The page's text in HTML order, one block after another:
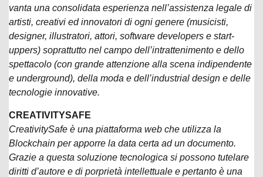
vanta una consolidata esperienza nell’assistenza legale di
artisti, creativi ed innovatori di ogni genere (musicisti,
designer, illustratori, attori, software developers e start-
uppers) soprattutto nel campo dell’intrattenimento e dello
spettacolo (con grande attenzione alla scena indipendente
e underground), della moda e dell’industrial design e delle
tecnologie innovative.
CREATIVITYSAFE
CreativitySafe è una piattaforma web che utilizza la
Blockchain per apporre la data certa ad un documento.
Grazie a questa soluzione tecnologica si possono tutelare
diritti d’autore e di porprietà intellettuale e pertanto è una